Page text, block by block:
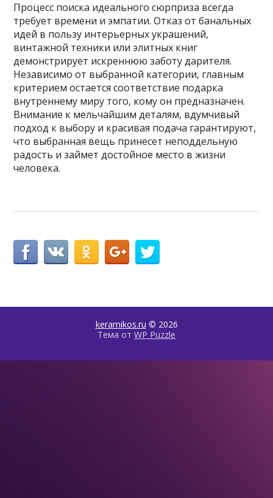
Процесс поиска идеального сюрприза всегда
требует времени и эмпатии. Отказ от банальных
идей в пользу интерьерных украшений,
винтажной техники или элитных книг
демонстрирует искреннюю заботу дарителя.
Независимо от выбранной категории, главным
критерием остается соответствие подарка
внутреннему миру того, кому он предназначен.
Внимание к мельчайшим деталям, вдумчивый
подход к выбору и красивая подача гарантируют,
что выбранная вещь принесет неподдельную
радость и займет достойное место в жизни
человека.
keramikos.ru © 2026
Тема от WP Puzzle